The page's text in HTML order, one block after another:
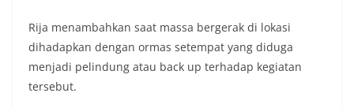
bendera, kegiatan sambang DDS ini juga
dimanfaatkan sebagai sarana deteksi dini (early
warning) guna mengantisipasi potensi gangguan
keamanan dan ketertiban masyarakat
(Kamtibmas) di lingkungan tempat tinggal warga.
Rija menambahkan saat massa bergerak di lokasi
dihadapkan dengan ormas setempat yang diduga
menjadi pelindung atau back up terhadap kegiatan
tersebut.